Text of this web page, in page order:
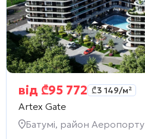
від ₾95 772 ₾3 149/м²
Artex Gate
Батумі, район Аеропорту